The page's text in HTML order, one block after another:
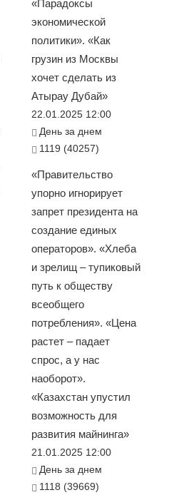
«Парадоксы
экономической
политики». «Как
грузин из Москвы
хочет сделать из
Атырау Дубай»
22.01.2025 12:00
День за днем
1119 (40257)
«Правительство
упорно игнорирует
запрет президента на
создание единых
операторов». «Хлеба
и зрелищ – тупиковый
путь к обществу
всеобщего
потребления». «Цена
растет – падает
спрос, а у нас
наоборот».
«Казахстан упустил
возможность для
развития майнинга»
21.01.2025 12:00
День за днем
1118 (39669)